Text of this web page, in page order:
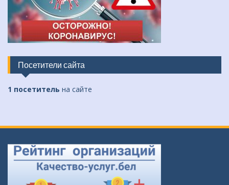
Посетители сайта
1 посетитель на сайте